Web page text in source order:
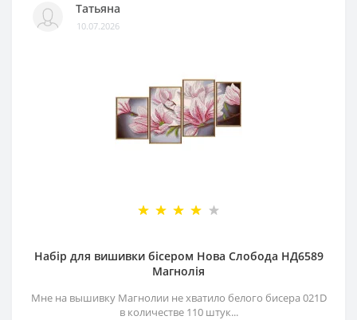
Татьяна
10.07.2026
Набір для вишивки бісером Нова Слобода НД6589
Магнолія
Мне на вышивку Магнолии не хватило белого бисера 021D
в количестве 110 штук...